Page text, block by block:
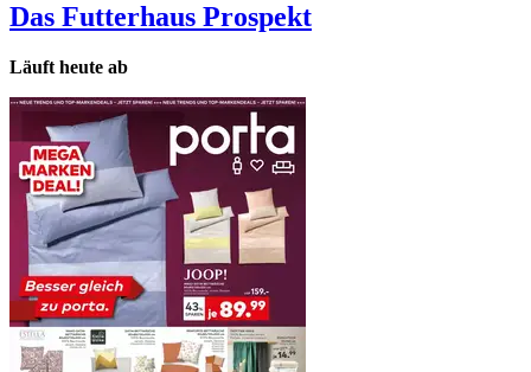
Das Futterhaus Prospekt
Läuft heute ab